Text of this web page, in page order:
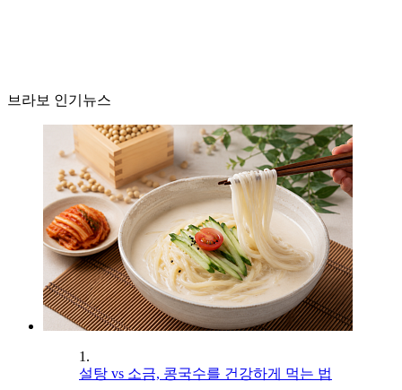
브라보 인기뉴스
1.
설탕 vs 소금, 콩국수를 건강하게 먹는 법